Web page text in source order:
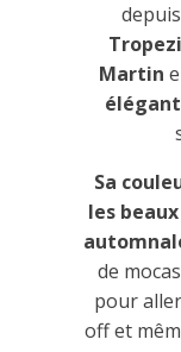
Martin
Sa
les
de
pour
off et